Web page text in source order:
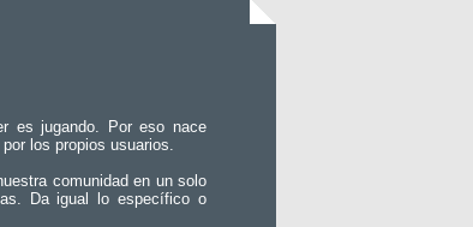
es jugando. Por eso nace
los propios usuarios.
comunidad en un solo
Da igual lo específico o